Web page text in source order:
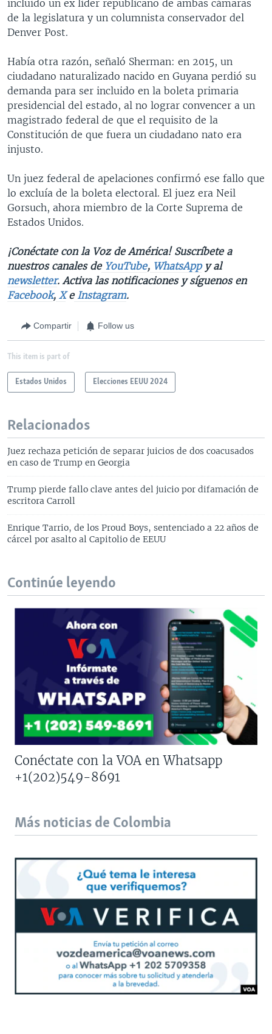
incluido un ex líder republicano de ambas cámaras
de la legislatura y un columnista conservador del
Denver Post.
Había otra razón, señaló Sherman: en 2015, un
ciudadano naturalizado nacido en Guyana perdió su
demanda para ser incluido en la boleta primaria
presidencial del estado, al no lograr convencer a un
magistrado federal de que el requisito de la
Constitución de que fuera un ciudadano nato era
injusto.
Un juez federal de apelaciones confirmó ese fallo que
lo excluía de la boleta electoral. El juez era Neil
Gorsuch, ahora miembro de la Corte Suprema de
Estados Unidos.
¡Conéctate con la Voz de América! Suscríbete a
nuestros canales deYouTube, WhatsAppy al
newsletter. Activa las notificaciones y síguenos en
Facebook, XeInstagram.
Compartir Follow us
This item is part of
Estados Unidos Elecciones EEUU 2024
Relacionados
Juez rechaza petición de separar juicios de dos coacusados
en caso de Trump en Georgia
Trump pierde fallo clave antes del juicio por difamación de
escritora Carroll
Enrique Tarrio, de los Proud Boys, sentenciado a 22 años de
cárcel por asalto al Capitolio de EEUU
Continúe leyendo
Conéctate con la VOA en Whatsapp
+1(202)549-8691
Más noticias de Colombia